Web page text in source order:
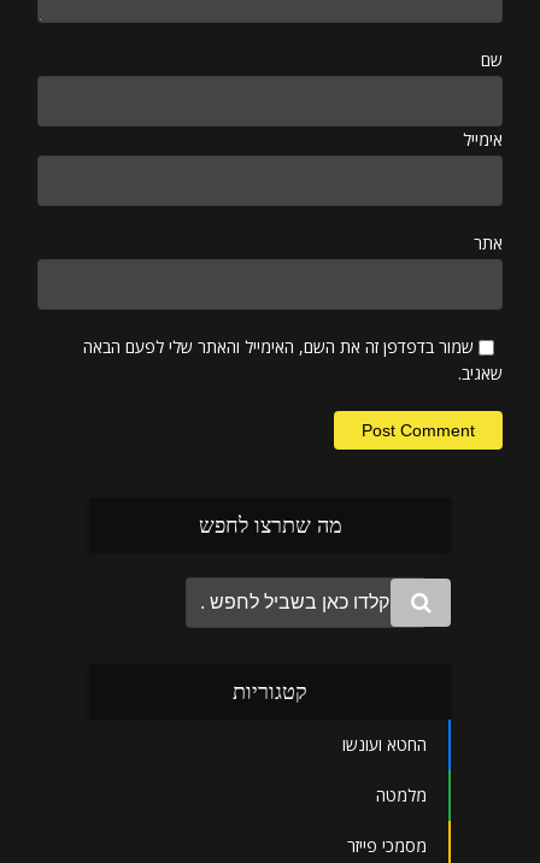
שם
אימייל
אתר
שמור בדפדפן זה את השם, האימייל והאתר שלי לפעם הבאה
שאגיב.
מה שתרצו לחפש
קטגוריות
החטא ועונשו
מלמטה
מסמכי פייזר